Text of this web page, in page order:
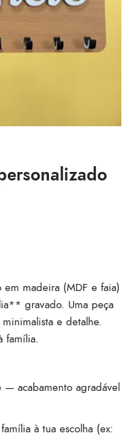
em madeira (MDF e faia)
gravado. Uma peça
e detalhe.
família.
— acabamento agradável
à tua escolha (ex: